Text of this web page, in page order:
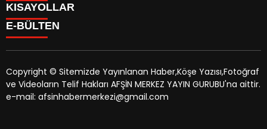
SİYASET
EĞİTİM
MAGAZİN
MANŞETLER
ÖZEL HABER
KISAYOLLAR
SİYASET
EĞİTİM
KÜLTÜR SANAT
MAGAZİN
MANŞETLER
E-BÜLTEN
afsinhaber.com e-bültenine abone olarak, tarafınıza haber,
duyuru ve kampanya içerikli e-postaların gönderilmesini
Copyright © Sitemizde Yayınlanan Haber,Köşe Yazısı,Fotoğraf
ve Videoların Telif Hakları AFŞİN MERKEZ YAYIN GURUBU'na aittir.
e-mail: afsinhabermerkezi@gmail.com